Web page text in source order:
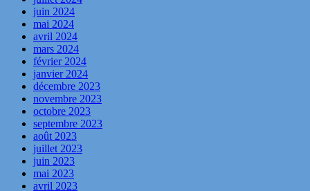
juin 2024
mai 2024
avril 2024
mars 2024
février 2024
janvier 2024
décembre 2023
novembre 2023
octobre 2023
septembre 2023
août 2023
juillet 2023
juin 2023
mai 2023
avril 2023